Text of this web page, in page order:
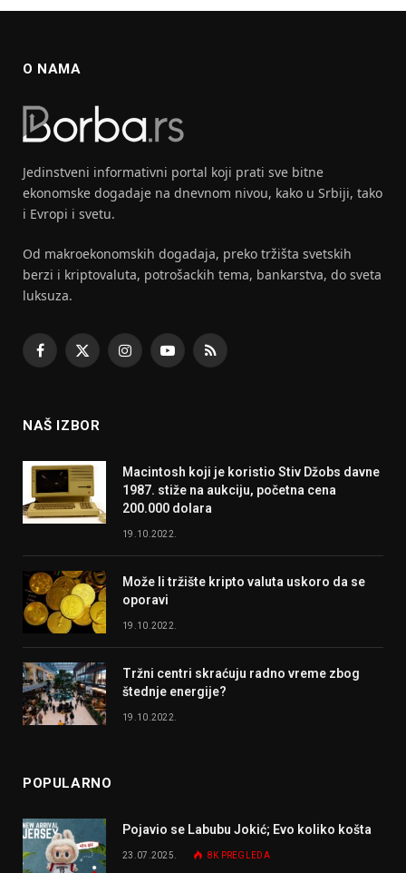
O NAMA
Jedinstveni informativni portal koji prati sve bitne
ekonomske dogadaje na dnevnom nivou, kako u Srbiji, tako
i Evropi i svetu.
Od makroekonomskih dogadaja, preko tržišta svetskih
berzi i kriptovaluta, potrošackih tema, bankarstva, do sveta
luksuza.
Facebook
X
InstagramYouTubeRSS
NAŠ IZBOR
Macintosh koji je koristio Stiv Džobs davne
1987. stiže na aukciju, početna cena
200.000 dolara
19.10.2022.
Može li tržište kripto valuta uskoro da se
oporavi
19.10.2022.
Tržni centri skraćuju radno vreme zbog
štednje energije?
19.10.2022.
POPULARNO
Pojavio se Labubu Jokić; Evo koliko košta
23.07.2025. 8K PREGLEDA